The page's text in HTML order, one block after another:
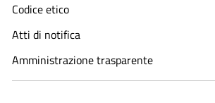
Codice etico
Atti di notifica
Amministrazione trasparente